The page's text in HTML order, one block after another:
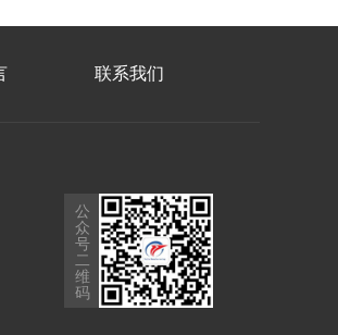
联系我们
公
众
号
二
维
码